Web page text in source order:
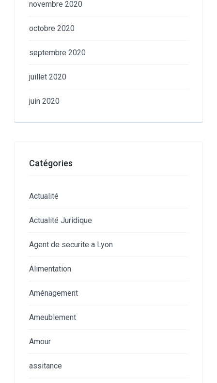
novembre 2020
octobre 2020
septembre 2020
juillet 2020
juin 2020
Catégories
Actualité
Actualité Juridique
Agent de securite a Lyon
Alimentation
Aménagement
Ameublement
Amour
assitance